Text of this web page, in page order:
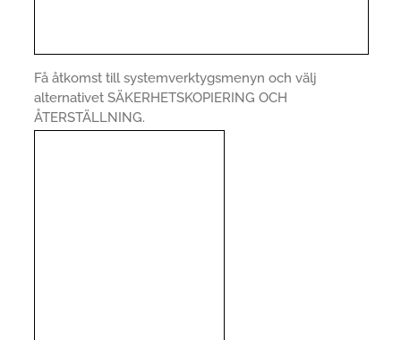
Få åtkomst till systemverktygsmenyn och välj
alternativet SÄKERHETSKOPIERING OCH
ÅTERSTÄLLNING.